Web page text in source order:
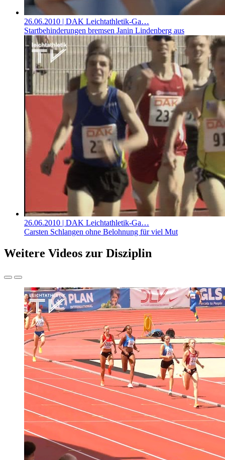
26.06.2010 | DAK Leichtathletik-Ga…
Startbehinderungen bremsen Janin Lindenberg aus
26.06.2010 | DAK Leichtathletik-Ga…
Carsten Schlangen ohne Belohnung für viel Mut
Weitere Videos zur Disziplin